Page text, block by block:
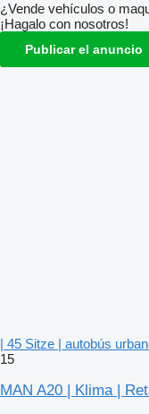
¿Vende vehículos o
¡Hagalo con nosotros!
Publicar el anuncio
| 45 Sitze | autobús
15
MAN A20 | Klima |